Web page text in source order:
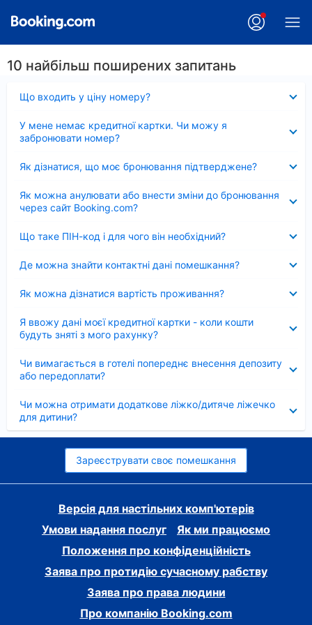
10 найбільш поширених запитань
Що входить у ціну номеру?
У мене немає кредитної картки. Чи можу я
забронювати номер?
Як дізнатися, що моє бронювання підтверджене?
Як можна анулювати або внести зміни до бронювання
через сайт Booking.com?
Що таке ПІН-код і для чого він необхідний?
Де можна знайти контактні дані помешкання?
Як можна дізнатися вартість проживання?
Я ввожу дані моєї кредитної картки - коли кошти
будуть зняті з мого рахунку?
Чи вимагається в готелі попереднє внесення депозиту
або передоплати?
Чи можна отримати додаткове ліжко/дитяче ліжечко
для дитини?
Зареєструвати своє помешкання
Версія для настільних комп'ютерів
Умови надання послуг
Як ми працюємо
Положення про конфіденційність
Заява про протидію сучасному рабству
Заява про права людини
Про компанію Booking.com